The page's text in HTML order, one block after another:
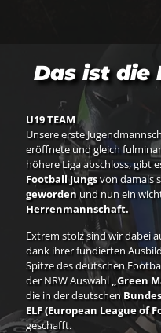
Das ist die
U19 TEAM
Unsere erste
eröffnete und gleich
höhere Liga abschloss, gibt
Football Jungsvon damals
geworden und nun ein
Herrenmannschaft.
Extrem stolz sind wir dabei
dank ihrer fundierten
Spitze des deutschen
der NRW Auswahl „Green
die in der deutschen
ELF (European League of
geschafft.